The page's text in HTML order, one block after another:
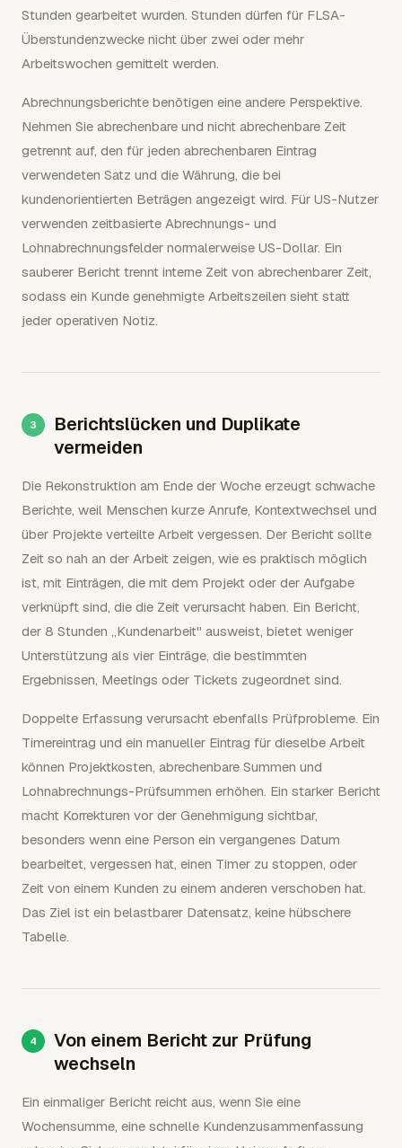
Stunden gearbeitet wurden. Stunden dürfen für FLSA-
Überstundenzwecke nicht über zwei oder mehr
Arbeitswochen gemittelt werden.
Abrechnungsberichte benötigen eine andere Perspektive.
Nehmen Sie abrechenbare und nicht abrechenbare Zeit
getrennt auf, den für jeden abrechenbaren Eintrag
verwendeten Satz und die Währung, die bei
kundenorientierten Beträgen angezeigt wird. Für US-Nutzer
verwenden zeitbasierte Abrechnungs- und
Lohnabrechnungsfelder normalerweise US-Dollar. Ein
sauberer Bericht trennt interne Zeit von abrechenbarer Zeit,
sodass ein Kunde genehmigte Arbeitszeilen sieht statt
jeder operativen Notiz.
Berichtslücken und Duplikate
vermeiden
Die Rekonstruktion am Ende der Woche erzeugt schwache
Berichte, weil Menschen kurze Anrufe, Kontextwechsel und
über Projekte verteilte Arbeit vergessen. Der Bericht sollte
Zeit so nah an der Arbeit zeigen, wie es praktisch möglich
ist, mit Einträgen, die mit dem Projekt oder der Aufgabe
verknüpft sind, die die Zeit verursacht haben. Ein Bericht,
der 8 Stunden „Kundenarbeit" ausweist, bietet weniger
Unterstützung als vier Einträge, die bestimmten
Ergebnissen, Meetings oder Tickets zugeordnet sind.
Doppelte Erfassung verursacht ebenfalls Prüfprobleme. Ein
Timereintrag und ein manueller Eintrag für dieselbe Arbeit
können Projektkosten, abrechenbare Summen und
Lohnabrechnungs-Prüfsummen erhöhen. Ein starker Bericht
macht Korrekturen vor der Genehmigung sichtbar,
besonders wenn eine Person ein vergangenes Datum
bearbeitet, vergessen hat, einen Timer zu stoppen, oder
Zeit von einem Kunden zu einem anderen verschoben hat.
Das Ziel ist ein belastbarer Datensatz, keine hübschere
Tabelle.
Von einem Bericht zur Prüfung
wechseln
Ein einmaliger Bericht reicht aus, wenn Sie eine
Wochensumme, eine schnelle Kundenzusammenfassung